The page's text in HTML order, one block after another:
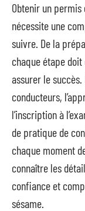
Obtenir un
nécessite une
suivre. De la
chaque étape
assurer le succès.
conducteurs,
l’inscription à
de pratique de
chaque moment
connaître les
confiance et
sésame.